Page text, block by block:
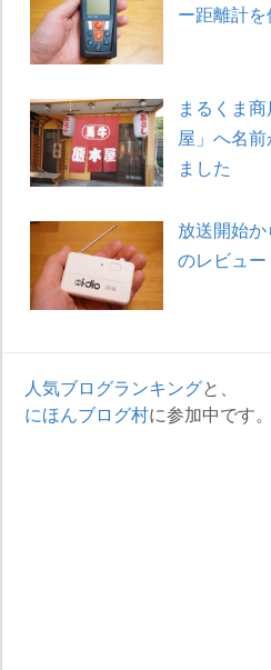
ー距離計を
まるくま
屋」へ名
ました
放送開始
のレビュー
人気ブログランキングと、
にほんブログ村に参加中です。